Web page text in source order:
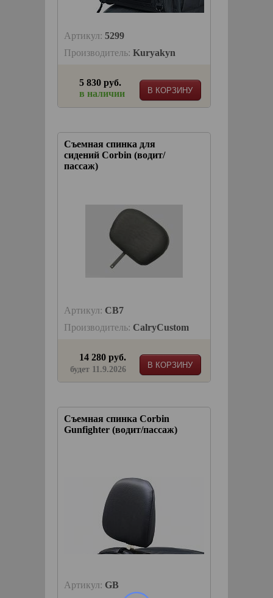
Артикул: 5299
Производитель: Kuryakyn
В КОРЗИНУ
5 830 руб.
в наличии
Съемная спинка для
сидений Corbin (водит/
пассаж)
Артикул: CB7
Производитель: CalryCustom
В КОРЗИНУ
14 280 руб.
будет 11.9.2026
Съемная спинка Corbin
Gunfighter (водит/пассаж)
Артикул: GB